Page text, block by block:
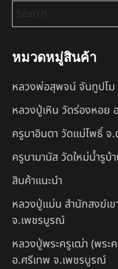
หมวดหมู่สินค้า
หลวงพ่อสุพจน์ จันทูปโม
หลวงปู่เหิน วัดร่องหอย
ครูบาอินตา วัดแม่โพธิ์ จ.
ครูบามานัส วัดใหม่น้ำรูบ้
สินค้าแนะนำ
หลวงปู่แม่น สำนักสงฆ์เ
จ.เพชรบูรณ์
หลวงปู่พระครูเฒ่า (พระ
อ.ศรีเทพ จ.เพชรบูรณ์